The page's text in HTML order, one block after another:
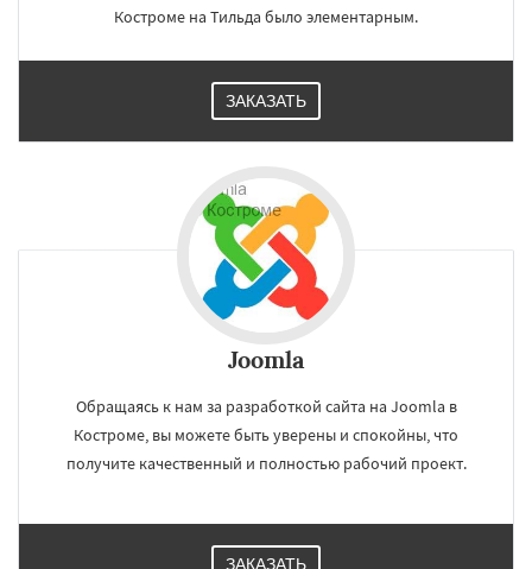
Костроме на Тильда было элементарным.
ЗАКАЗАТЬ
Joomla
Обращаясь к нам за разработкой сайта на Joomla в
Костроме, вы можете быть уверены и спокойны, что
получите качественный и полностью рабочий проект.
ЗАКАЗАТЬ